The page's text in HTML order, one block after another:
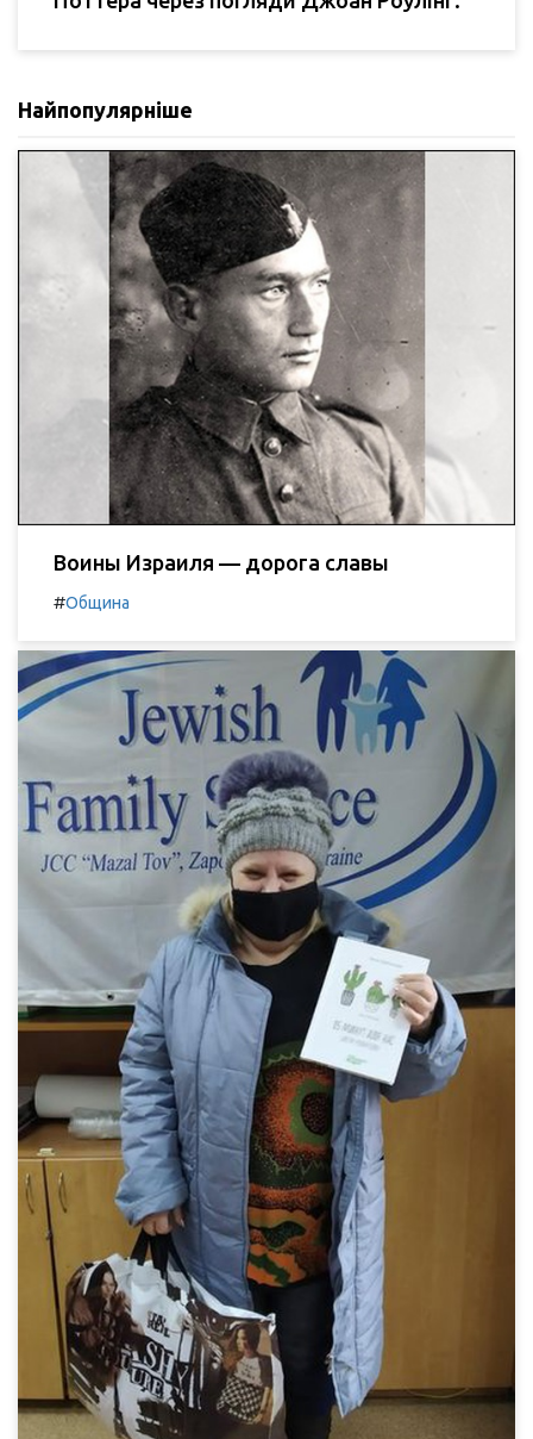
Найпопулярніше
Воины Израиля — дорога славы
#Община